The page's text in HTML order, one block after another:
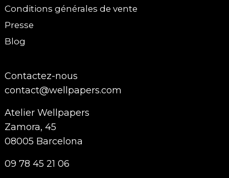
Conditions générales de vente
Presse
Blog
Contactez-nous
contact@wellpapers.com
Atelier Wellpapers
Zamora, 45
08005 Barcelona
09 78 45 21 06